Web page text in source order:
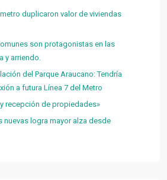
duplicaron valor de viviendas
son protagonistas en las
y arriendo.
del Parque Araucano: Tendría
a futura Línea 7 del Metro
recepción de propiedades»
nuevas logra mayor alza desde